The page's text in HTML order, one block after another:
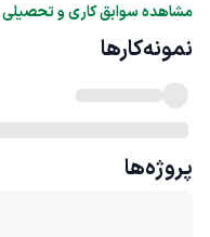
مشاهده سوابق کاری و تحصیلی
نمونه‌کارها
پروژه‌ها